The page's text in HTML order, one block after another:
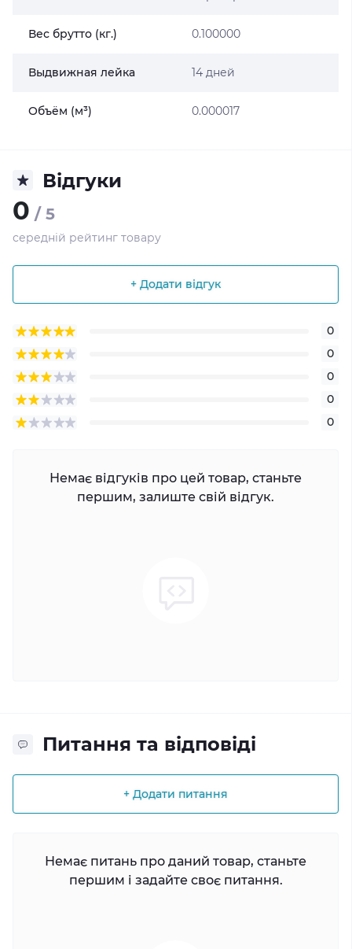
Вес брутто (кг.) 0.100000
Выдвижная лейка 14 дней
Объём (м³) 0.000017
Відгуки
0 / 5
середній рейтинг товару
+ Додати відгук
0
0
0
0
0
Немає відгуків про цей товар, станьте
першим, залиште свій відгук.
Питання та відповіді
+ Додати питання
Немає питань про даний товар, станьте
першим і задайте своє питання.